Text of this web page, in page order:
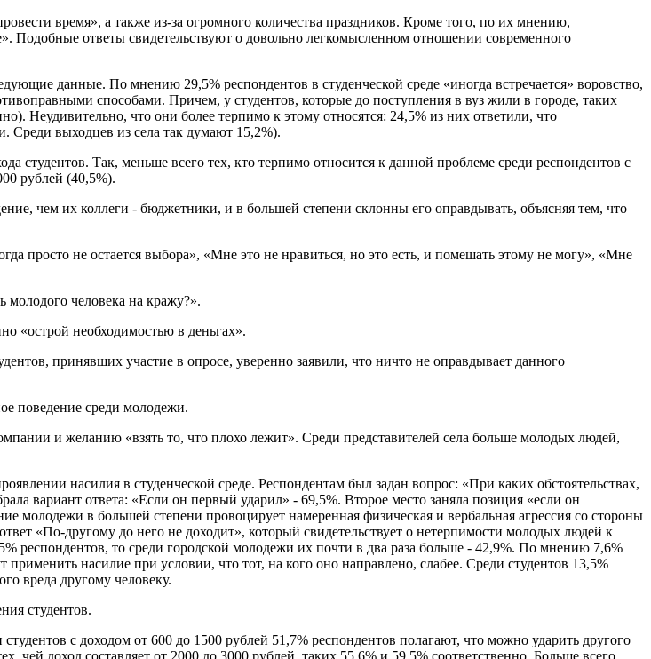
время», а также из-за огромного количества праздников. Кроме того, по их мнению,
Подобные ответы свидетельствуют о довольно легкомысленном отношении современного
данные. По мнению 29,5% респондентов в студенческой среде «иногда встречается» воровство,
способами. Причем, у студентов, которые до поступления в вуз жили в городе, таких
Неудивительно, что они более терпимо к этому относятся: 24,5% из них ответили, что
Среди выходцев из села так думают 15,2%).
студентов. Так, меньше всего тех, кто терпимо относится к данной проблеме среди респондентов с
рублей (40,5%).
чем их коллеги - бюджетники, и в большей степени склонны его оправдывать, объясняя тем, что
просто не остается выбора», «Мне это не нравиться, но это есть, и помешать этому не могу», «Мне
молодого человека на кражу?».
«острой необходимостью в деньгах».
принявших участие в опросе, уверенно заявили, что ничто не оправдывает данного
поведение среди молодежи.
и желанию «взять то, что плохо лежит». Среди представителей села больше молодых людей,
насилия в студенческой среде. Респондентам был задан вопрос: «При каких обстоятельствах,
вариант ответа: «Если он первый ударил» - 69,5%. Второе место заняла позиция «если он
молодежи в большей степени провоцирует намеренная физическая и вербальная агрессия со стороны
«По-другому до него не доходит», который свидетельствует о нетерпимости молодых людей к
респондентов, то среди городской молодежи их почти в два раза больше - 42,9%. По мнению 7,6%
насилие при условии, что тот, на кого оно направлено, слабее. Среди студентов 13,5%
вреда другому человеку.
студентов.
с доходом от 600 до 1500 рублей 51,7% респондентов полагают, что можно ударить другого
чей доход составляет от 2000 до 3000 рублей, таких 55,6% и 59,5% соответственно. Больше всего